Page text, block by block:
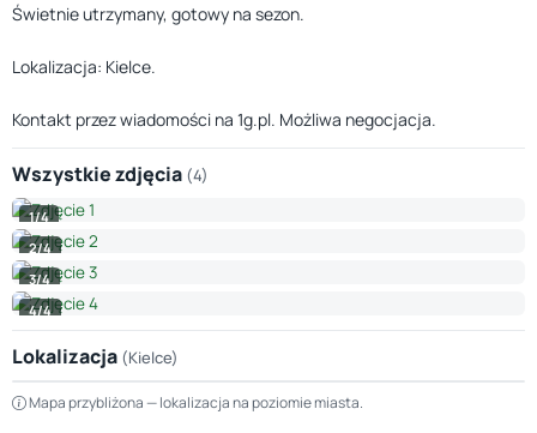
Świetnie utrzymany, gotowy na sezon.
Lokalizacja: Kielce.
Kontakt przez wiadomości na 1g.pl. Możliwa negocjacja.
Wszystkie zdjęcia (4)
1/4
2/4
3/4
4/4
Lokalizacja (Kielce)
+
Mapa przybliżona — lokalizacja na poziomie miasta.